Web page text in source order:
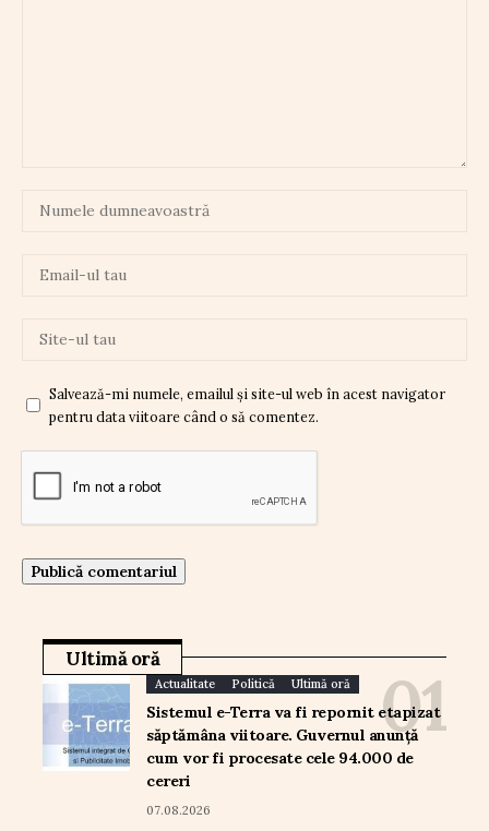
Salvează-mi numele, emailul și site-ul web în acest navigator
pentru data viitoare când o să comentez.
Ultimă oră
Actualitate Politică Ultimă oră
Sistemul e-Terra va fi repornit etapizat
săptămâna viitoare. Guvernul anunță
cum vor fi procesate cele 94.000 de
cereri
07.08.2026